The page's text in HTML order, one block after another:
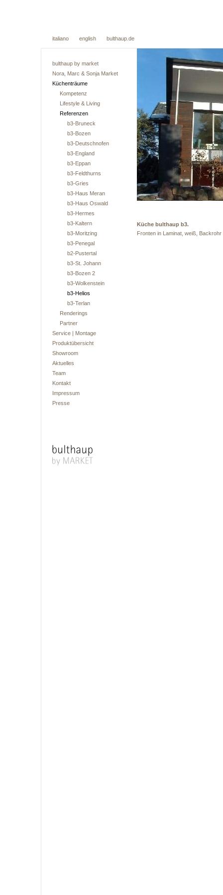
italiano english bulthaup.de
bulthaup by market
Nora, Marc & Sonja Market
Küchenträume
Kompetenz
Lifestyle & Living
Referenzen
b3-Bruneck
b3-Bozen
b3-Deutschnofen
b3-England
b3-Eppan
b3-Feldthurns
b3-Gries
b3-Haus Meran
b3-Haus Oswald
b3-Hermes
b3-Kaltern
b3-Moritzing
b3-Penegal
b2-Pustertal
b3-St. Johann
b3-Bozen 2
b3-Wolkenstein
b3-Helios
b3-Terlan
Renderings
Partner
Service | Montage
Produktübersicht
Showroom
Aktuelles
Team
Kontakt
Impressum
Presse
Küche bulthaup b3.
Fronten in Laminat, weiß, Backrohr